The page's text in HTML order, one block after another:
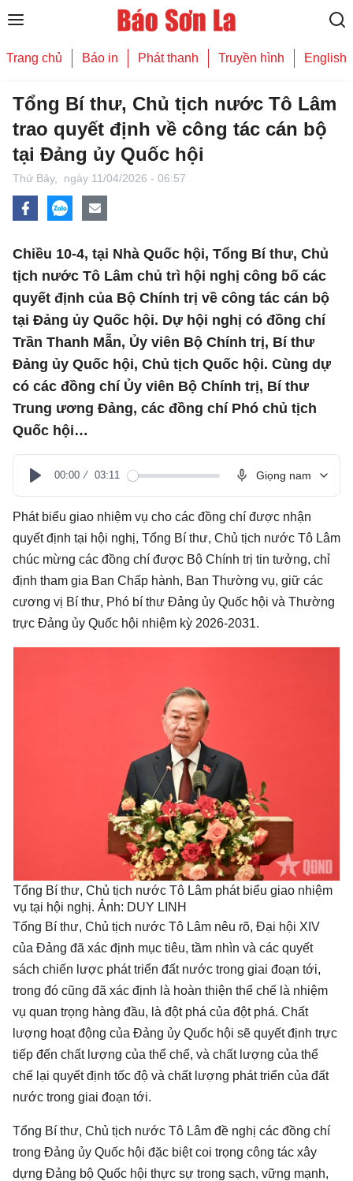
Trang chủ Báo in Phát thanh Truyền hình English
Tổng Bí thư, Chủ tịch nước Tô Lâm
trao quyết định về công tác cán bộ
tại Đảng ủy Quốc hội
Thứ Bảy, ngày 11/04/2026 - 06:57
Chiều 10-4, tại Nhà Quốc hội, Tổng Bí thư, Chủ
tịch nước Tô Lâm chủ trì hội nghị công bố các
quyết định của Bộ Chính trị về công tác cán bộ
tại Đảng ủy Quốc hội. Dự hội nghị có đồng chí
Trần Thanh Mẫn, Ủy viên Bộ Chính trị, Bí thư
Đảng ủy Quốc hội, Chủ tịch Quốc hội. Cùng dự
có các đồng chí Ủy viên Bộ Chính trị, Bí thư
Trung ương Đảng, các đồng chí Phó chủ tịch
Quốc hội…
Play
00:00 03:11 Giọng nam
Phát biểu giao nhiệm vụ cho các đồng chí được nhận
quyết định tại hội nghị, Tổng Bí thư, Chủ tịch nước Tô Lâm
chúc mừng các đồng chí được Bộ Chính trị tin tưởng, chỉ
định tham gia Ban Chấp hành, Ban Thường vụ, giữ các
cương vị Bí thư, Phó bí thư Đảng ủy Quốc hội và Thường
trực Đảng ủy Quốc hội nhiệm kỳ 2026-2031.
Tổng Bí thư, Chủ tịch nước Tô Lâm phát biểu giao nhiệm
vụ tại hội nghị. Ảnh: DUY LINH
Tổng Bí thư, Chủ tịch nước Tô Lâm nêu rõ, Đại hội XIV
của Đảng đã xác định mục tiêu, tầm nhìn và các quyết
sách chiến lược phát triển đất nước trong giai đoạn tới,
trong đó cũng đã xác định là hoàn thiện thể chế là nhiệm
vụ quan trọng hàng đầu, là đột phá của đột phá. Chất
lượng hoạt động của Đảng ủy Quốc hội sẽ quyết định trực
tiếp đến chất lượng của thể chế, và chất lượng của thể
chế lại quyết định tốc độ và chất lượng phát triển của đất
nước trong giai đoạn tới.
Tổng Bí thư, Chủ tịch nước Tô Lâm đề nghị các đồng chí
trong Đảng ủy Quốc hội đặc biệt coi trọng công tác xây
dựng Đảng bộ Quốc hội thực sự trong sạch, vững mạnh,